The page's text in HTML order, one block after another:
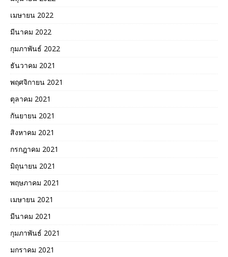
เมษายน 2022
มีนาคม 2022
กุมภาพันธ์ 2022
ธันวาคม 2021
พฤศจิกายน 2021
ตุลาคม 2021
กันยายน 2021
สิงหาคม 2021
กรกฎาคม 2021
มิถุนายน 2021
พฤษภาคม 2021
เมษายน 2021
มีนาคม 2021
กุมภาพันธ์ 2021
มกราคม 2021